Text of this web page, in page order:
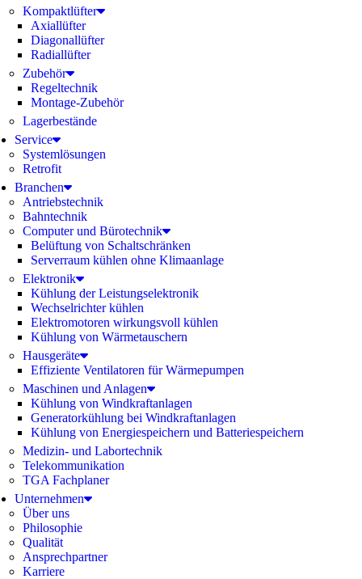
Kompaktlüfter
Axiallüfter
Diagonallüfter
Radiallüfter
Zubehör
Regeltechnik
Montage-Zubehör
Lagerbestände
Service
Systemlösungen
Retrofit
Branchen
Antriebstechnik
Bahntechnik
Computer und Bürotechnik
Belüftung von Schaltschränken
Serverraum kühlen ohne Klimaanlage
Elektronik
Kühlung der Leistungselektronik
Wechselrichter kühlen
Elektromotoren wirkungsvoll kühlen
Kühlung von Wärmetauschern
Hausgeräte
Effiziente Ventilatoren für Wärmepumpen
Maschinen und Anlagen
Kühlung von Windkraftanlagen
Generatorkühlung bei Windkraftanlagen
Kühlung von Energiespeichern und Batteriespeichern
Medizin- und Labortechnik
Telekommunikation
TGA Fachplaner
Unternehmen
Über uns
Philosophie
Qualität
Ansprechpartner
Karriere